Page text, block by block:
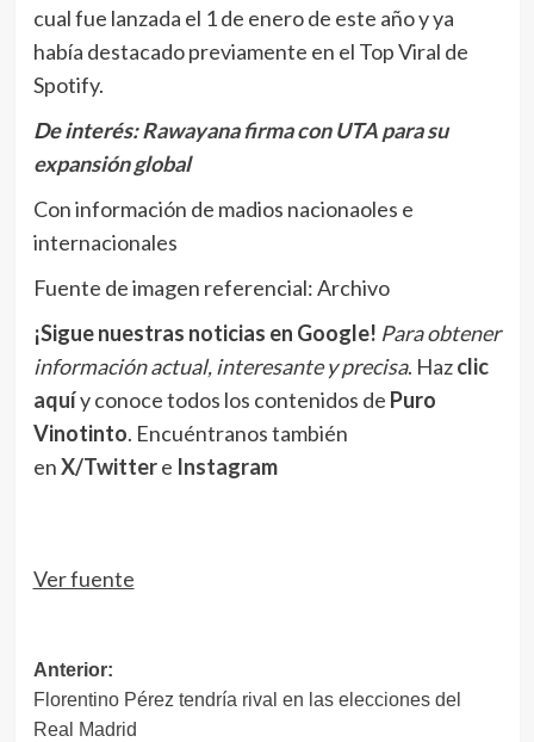
cual fue lanzada el 1 de enero de este año y ya
había destacado previamente en el Top Viral de
Spotify.
De interés:Rawayana firma con UTA para su
expansión global
Con información de madios nacionaoles e
internacionales
Fuente de imagen referencial: Archivo
¡Sigue nuestras noticias en Google! Para obtener
información actual, interesante y precisa. Hazclic
aquíy conoce todos los contenidos de Puro
Vinotinto. Encuéntranos también
enX/Twittere Instagram
Ver fuente
Navegación
de
Anterior:
Florentino Pérez tendría rival en las elecciones del
Real Madrid